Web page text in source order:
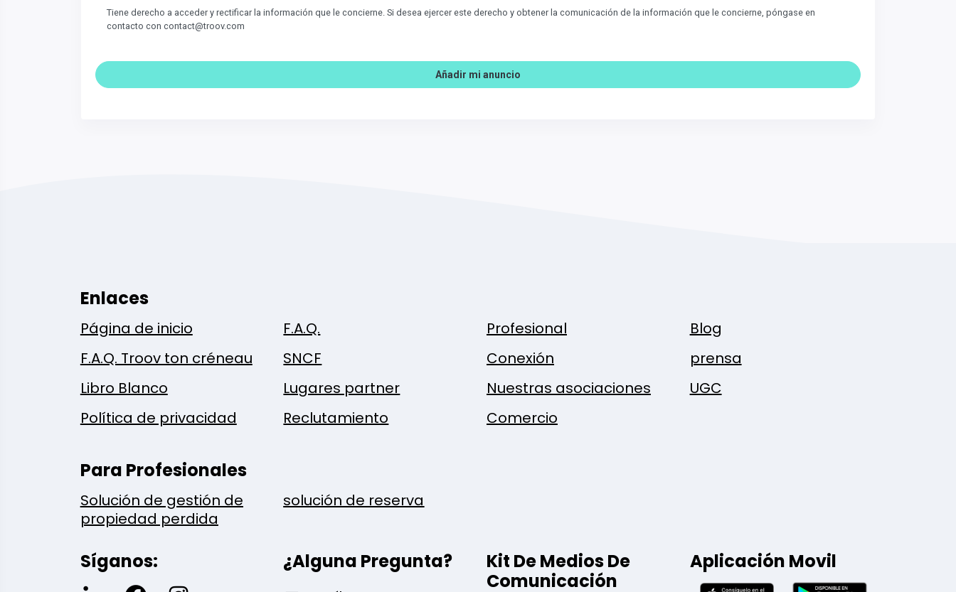
Tiene derecho a acceder y rectificar la información que le concierne. Si desea ejercer este derecho y obtener la comunicación de la información que le concierne, póngase en
contacto con contact@troov.com
Añadir mi anuncio
Enlaces
Página de inicio F.A.Q. Profesional
Blog
F.A.Q. Troov ton créneau
SNCF Conexión
prensa
Libro Blanco
Lugares partner Nuestras asociaciones
UGC
Política de privacidad
Reclutamiento Comercio
Para Profesionales
Solución de gestión de
propiedad perdida
solución de reserva
Síganos: ¿Alguna Pregunta?
Kit De Medios De
Comunicación
Aplicación Movil